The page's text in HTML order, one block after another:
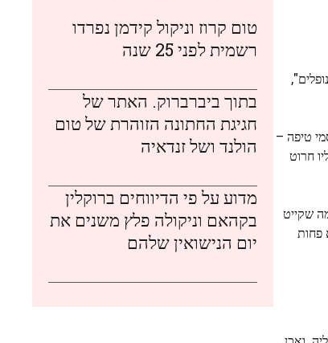
טיפה –
חרוט
שקייט
פחות
טום קרוז וניקול קידמן נפרדו
רשמית לפני 25 שנה
בתוך ביברברוק. האתר של
חגיגת החתונה הזוהרת של טום
הולנד ושל זנדאיה
מדוע על פי הדיווחים ברוקלין
בקהאם וניקולה פלץ משנים את
יום הנישואין שלהם